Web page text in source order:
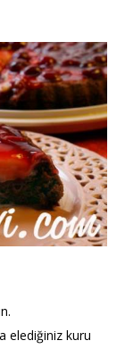
elediğiniz kuru